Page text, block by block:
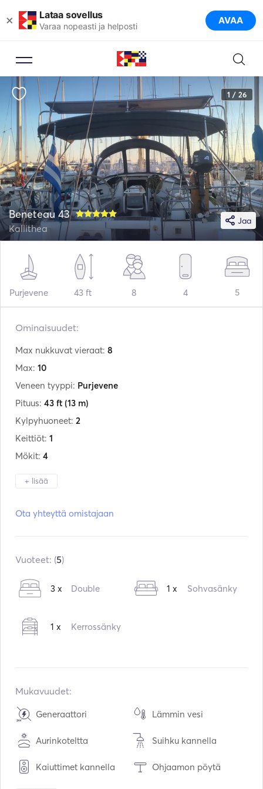
× Lataa sovellus
Varaa nopeasti ja helposti AVAA
1 / 26
Jaa
Beneteau 43
Kallithea
Purjevene 43 ft 8 4 5
Ominaisuudet:
Max nukkuvat vieraat: 8
Max: 10
Veneen tyyppi: Purjevene
Pituus: 43 ft (13 m)
Kylpyhuoneet: 2
Keittiöt: 1
Mökit: 4
+ lisää
Moottorit:1 x 50hp
Kulutus:
5 L /tunti
Polttoainetilavuus:200 L
Ota yhteyttä omistajaan
Vuoteet: (5)
3 x Double 1 x Sohvasänky
1 x Kerrossänky
Mukavuudet:
Generaattori Lämmin vesi
Aurinkoteltta Suihku kannella
Kaiuttimet kannella Ohjaamon pöytä